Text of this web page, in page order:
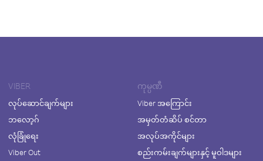
VIBER
လုပ်ဆောင်ချက်များ
ဘလော့ဂ်
လုံခြုံရေး
Viber Out
ကုမ္ပဏီ
Viber အကြောင်း
အမှတ်တံဆိပ် စင်တာ
အလုပ်အကိုင်များ
စည်းကမ်းချက်များနှင့် မူဝါဒများ